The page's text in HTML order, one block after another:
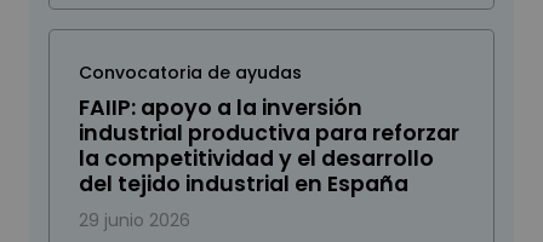
Convocatoria de ayudas
FAIIP: apoyo a la inversión
industrial productiva para reforzar
la competitividad y el desarrollo
del tejido industrial en España
29 junio 2026